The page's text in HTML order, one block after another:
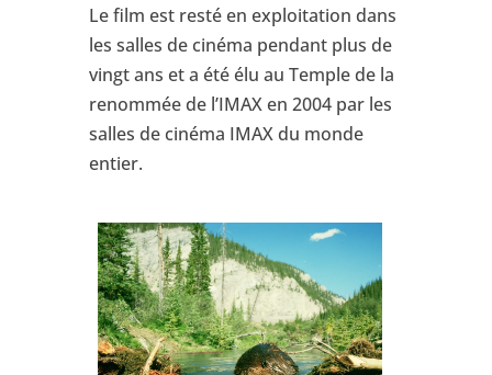
Le film est resté en exploitation dans
les salles de cinéma pendant plus de
vingt ans et a été élu au Temple de la
renommée de l’IMAX en 2004 par les
salles de cinéma IMAX du monde
entier.